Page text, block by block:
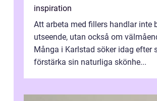
inspiration
Att arbeta med fillers handlar inte
utseende, utan också om
Många i Karlstad söker idag efter
förstärka sin naturliga skönhe...